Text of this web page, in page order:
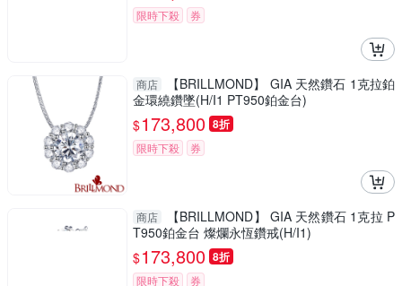
限時下殺 券
商店
【BRILLMOND】 GIA 天然鑽石 1克拉鉑
金環繞鑽墜(H/I1 PT950鉑金台)
$173,800 8折
限時下殺 券
商店
【BRILLMOND】 GIA 天然鑽石 1克拉 P
T950鉑金台 燦爛永恆鑽戒(H/I1)
$173,800 8折
限時下殺 券